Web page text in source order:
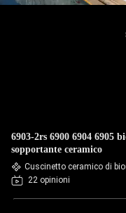
6903-2rs 6900 6904 6905
sopportante ceramico
Cuscinetto ceramico di
22 opinioni